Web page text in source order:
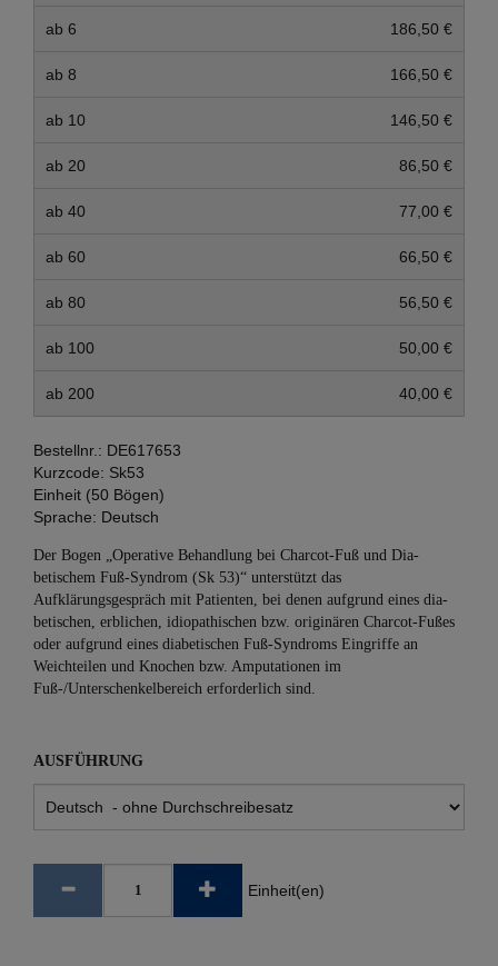
ab 6 186,50 €
ab 8 166,50 €
ab 10 146,50 €
ab 20 86,50 €
ab 40 77,00 €
ab 60 66,50 €
ab 80 56,50 €
ab 100 50,00 €
ab 200 40,00 €
Bestellnr.: DE617653
Kurzcode: Sk53
Einheit (50 Bögen)
Sprache: Deutsch
Der Bogen „Operative Behandlung bei Charcot-Fuß und Dia­
betischem Fuß-Syndrom (Sk 53)“ unterstützt das
Aufklärungsgespräch mit Patienten, bei denen aufgrund eines dia­
betischen, erblichen, idiopathischen bzw. originären Charcot-Fußes
oder aufgrund eines diabetischen Fuß-Syndroms Eingriffe an
Weichteilen und Knochen bzw. Amputationen im
Fuß-/Unterschenkelbereich erforderlich sind.
AUSFÜHRUNG
Einheit(en)